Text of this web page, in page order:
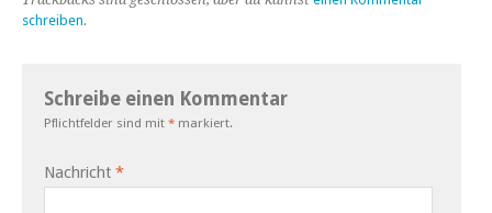
schreiben.
Schreibe einen Kommentar
Pflichtfelder sind mit * markiert.
Nachricht *